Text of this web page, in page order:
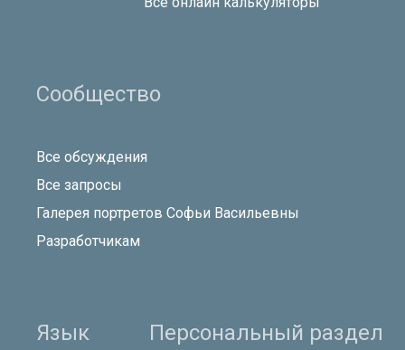
Сообщество
Все обсуждения
Все запросы
Галерея портретов Софьи Васильевны
Разработчикам
Язык Персональный раздел